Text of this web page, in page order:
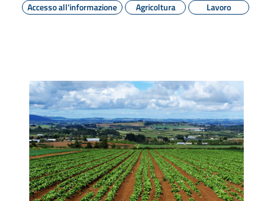
Accesso all'informazione
Agricoltura Lavoro